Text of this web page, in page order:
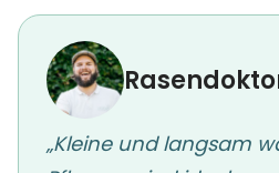
„Kleine und langsam